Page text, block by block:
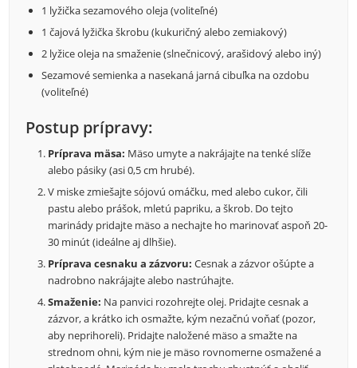
1 lyžička sezamového oleja (voliteľné)
1 čajová lyžička škrobu (kukuričný alebo zemiakový)
2 lyžice oleja na smaženie (slnečnicový, arašidový alebo iný)
Sezamové semienka a nasekaná jarná cibuľka na ozdobu
(voliteľné)
Postup prípravy:
Príprava mäsa: Mäso umyte a nakrájajte na tenké slíže
alebo pásiky (asi 0,5 cm hrubé).
V miske zmiešajte sójovú omáčku, med alebo cukor, čili
pastu alebo prášok, mletú papriku, a škrob. Do tejto
marinády pridajte mäso a nechajte ho marinovať aspoň 20-
30 minút (ideálne aj dlhšie).
Príprava cesnaku a zázvoru: Cesnak a zázvor ošúpte a
nadrobno nakrájajte alebo nastrúhajte.
Smaženie: Na panvici rozohrejte olej. Pridajte cesnak a
zázvor, a krátko ich osmažte, kým nezačnú voňať (pozor,
aby neprihoreli). Pridajte naložené mäso a smažte na
strednom ohni, kým nie je mäso rovnomerne osmažené a